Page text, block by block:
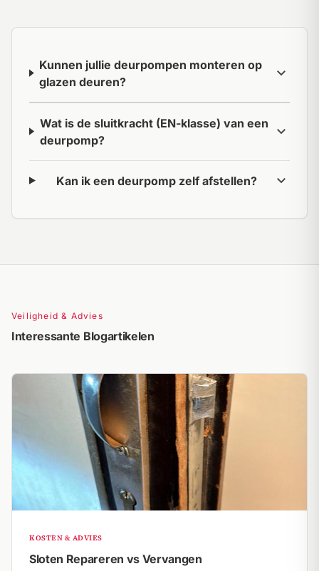
Kunnen jullie deurpompen monteren op
glazen deuren?
expand_more
Wat is de sluitkracht (EN-klasse) van een
deurpomp?
expand_more
Kan ik een deurpomp zelf afstellen? expand_more
Veiligheid & Advies
Interessante Blogartikelen
KOSTEN & ADVIES
Sloten Repareren vs Vervangen